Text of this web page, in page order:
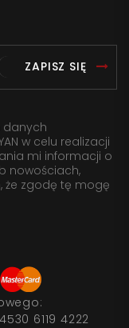
ZAPISZ SIĘ
danych
w celu realizacji
mi informacji o
nowościach,
że zgodę tę mogę
6119 4222